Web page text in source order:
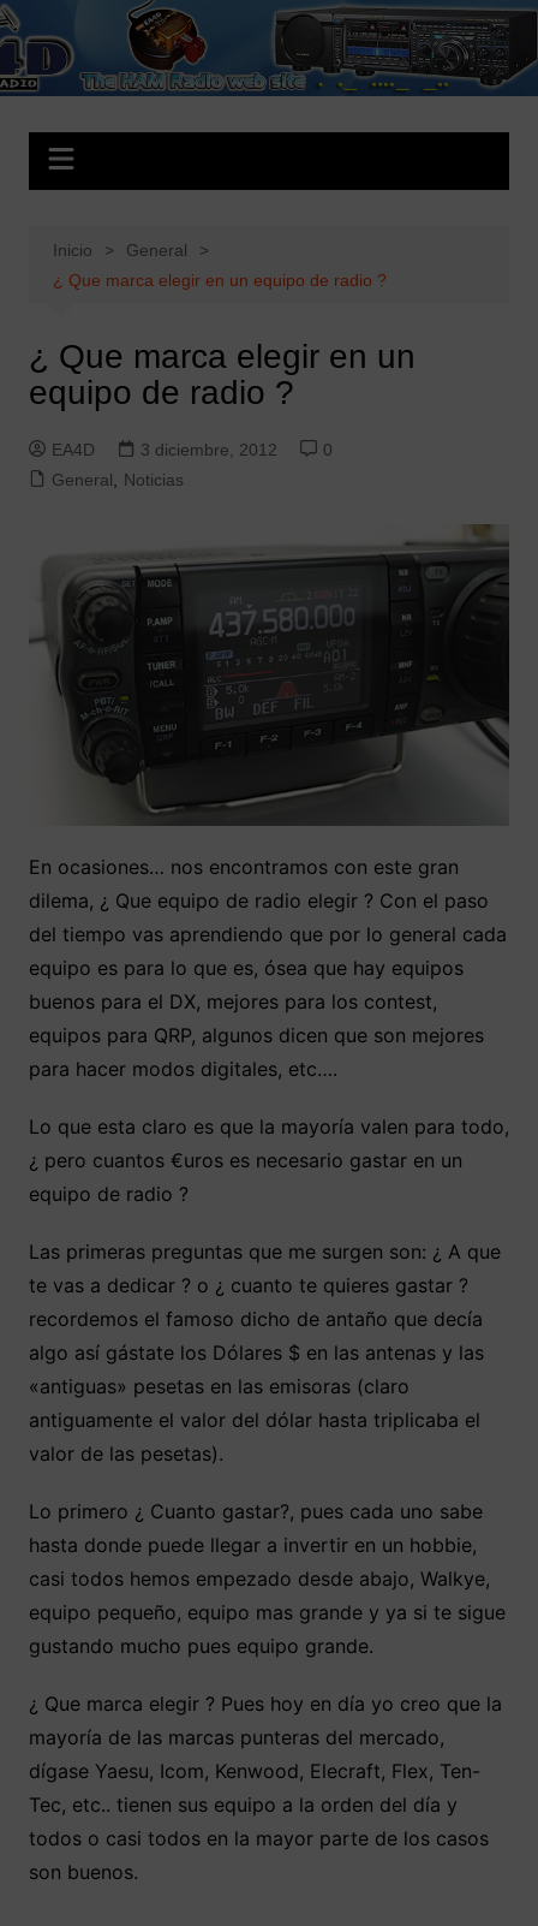
Saltar
al
contenido
EA4D.es
The HAM Radio Web Site
Inicio
General
¿ Que marca elegir en un equipo de radio ?
¿ Que marca elegir en un
equipo de radio ?
EA4D 3 diciembre, 2012
0
General
Noticias
En ocasiones… nos encontramos con este gran
dilema, ¿ Que equipo de radio elegir ? Con el paso
del tiempo vas aprendiendo que por lo general cada
equipo es para lo que es, ósea que hay equipos
buenos para el DX, mejores para los contest,
equipos para QRP, algunos dicen que son mejores
para hacer modos digitales, etc….
Lo que esta claro es que la mayoría valen para todo,
¿ pero cuantos €uros es necesario gastar en un
equipo de radio ?
Las primeras preguntas que me surgen son: ¿ A que
te vas a dedicar ? o ¿ cuanto te quieres gastar ?
recordemos el famoso dicho de antaño que decía
algo así gástate los Dólares $ en las antenas y las
«antiguas» pesetas en las emisoras (claro
antiguamente el valor del dólar hasta triplicaba el
valor de las pesetas).
Lo primero ¿ Cuanto gastar?, pues cada uno sabe
hasta donde puede llegar a invertir en un hobbie,
casi todos hemos empezado desde abajo, Walkye,
equipo pequeño, equipo mas grande y ya si te sigue
gustando mucho pues equipo grande.
¿ Que marca elegir ? Pues hoy en día yo creo que la
mayoría de las marcas punteras del mercado,
dígase Yaesu, Icom, Kenwood, Elecraft, Flex, Ten-
Tec, etc.. tienen sus equipo a la orden del día y
todos o casi todos en la mayor parte de los casos
son buenos.